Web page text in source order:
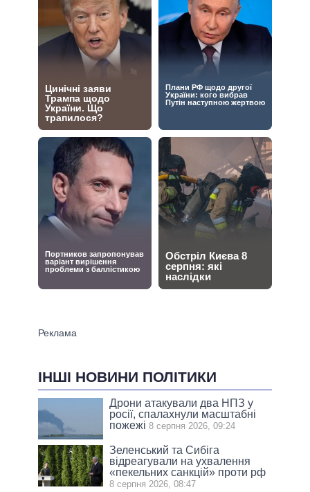
ІНШІ НОВИНИ ПОЛІТИКИ
Дрони атакували два НПЗ у
росії, спалахнули масштабні
пожежі 8 серпня 2026, 09:24
Зеленський та Сибіга
відреагували на ухвалення
«пекельних санкцій» проти рф
8 серпня 2026, 08:47